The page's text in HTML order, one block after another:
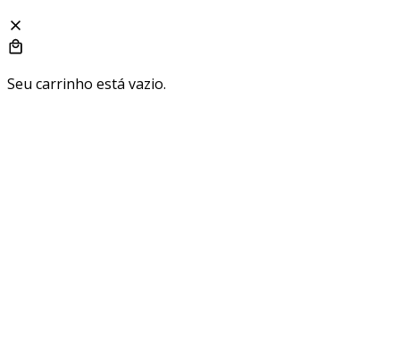
Seu carrinho está vazio.